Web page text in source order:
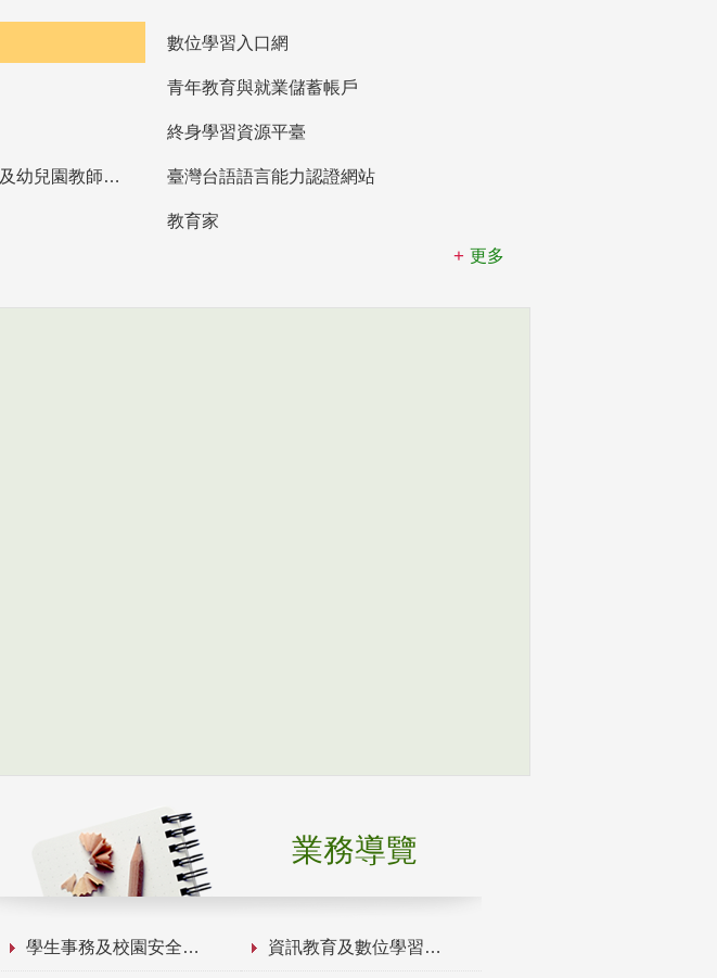
數位學習入口網
青年教育與就業儲蓄帳戶
終身學習資源平臺
教育部高中等以下學校及幼兒園教師資格檢定考試 臺灣台語語言能力認證網站
教育家
更多
業務導覽
學生事務及校園安全 資訊教育及數位學習